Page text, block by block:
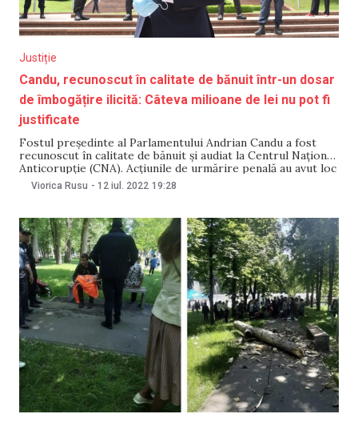
Justiție
Candu, recunoscut în calitate de bănuit într-un dosar
de îmbogățire ilicită: Câteva milioane de lei nu pot fi
justificate
Fostul președinte al Parlamentului Andrian Candu a fost
recunoscut în calitate de bănuit și audiat la Centrul Național
Anticorupție (CNA). Acțiunile de urmărire penală au avut loc
în această dimineață, iar temei pentru inițierea procesului
penal a servit sesizarea Autorității Naționale de Integritate
Viorica Rusu - 12 iul. 2022 19:28